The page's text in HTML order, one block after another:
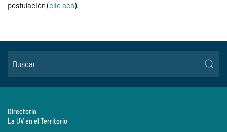
postulación (clic acá).
Directorio
La UV en el Territorio